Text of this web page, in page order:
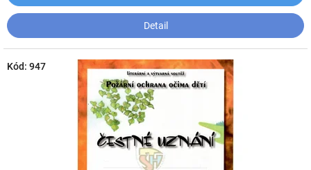
Detail
Kód: 947